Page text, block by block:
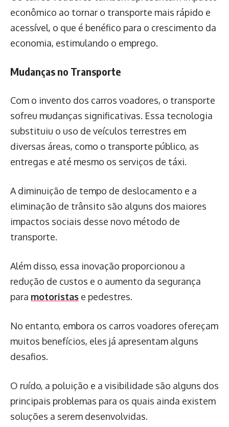
econômico ao tornar o transporte mais rápido e
acessível, o que é benéfico para o crescimento da
economia, estimulando o emprego.
Mudanças no Transporte
Com o invento dos carros voadores, o transporte
sofreu mudanças significativas. Essa tecnologia
substituiu o uso de veículos terrestres em
diversas áreas, como o transporte público, as
entregas e até mesmo os serviços de táxi.
A diminuição de tempo de deslocamento e a
eliminação de trânsito são alguns dos maiores
impactos sociais desse novo método de
transporte.
Além disso, essa inovação proporcionou a
redução de custos e o aumento da segurança
para motoristas e pedestres.
No entanto, embora os carros voadores ofereçam
muitos benefícios, eles já apresentam alguns
desafios.
O ruído, a poluição e a visibilidade são alguns dos
principais problemas para os quais ainda existem
soluções a serem desenvolvidas.